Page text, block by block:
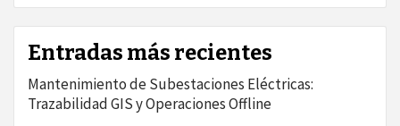
Entradas más recientes
Mantenimiento de Subestaciones Eléctricas:
Trazabilidad GIS y Operaciones Offline